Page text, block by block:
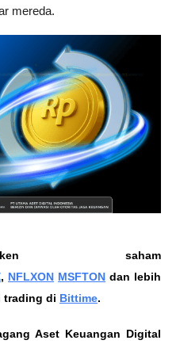
mereda.
saham
, NFLXON MSFTON dan lebih
trading di Bittime.
Aset Keuangan Digital